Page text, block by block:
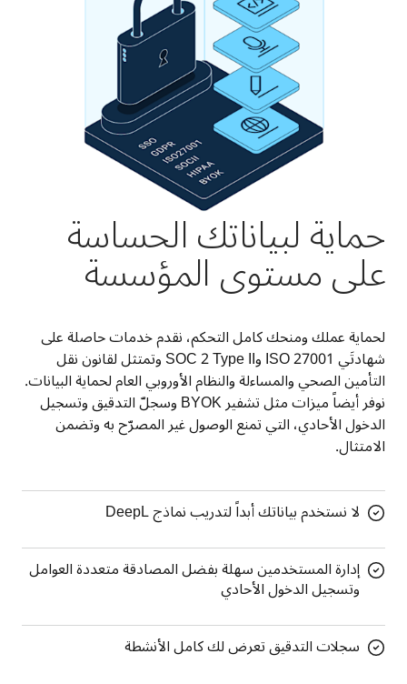
حماية لبياناتك الحساسة
على مستوى المؤسسة
الامتثال.
لا نستخدم بياناتك أبداً لتدريب نماذج DeepL
إدارة المستخدمين سهلة بفضل المصادقة متعددة العوامل
وتسجيل الدخول الأحادي
سجلات التدقيق تعرض لك كامل الأنشطة